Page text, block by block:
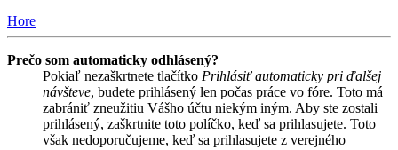
Hore
Prečo som automaticky odhlásený?
Pokiaľ nezaškrtnete tlačítko Prihlásiť automaticky pri ďalšej
návšteve, budete prihlásený len počas práce vo fóre. Toto má
zabrániť zneužitiu Vášho účtu niekým iným. Aby ste zostali
prihlásený, zaškrtnite toto políčko, keď sa prihlasujete. Toto
však nedoporučujeme, keď sa prihlasujete z verejného